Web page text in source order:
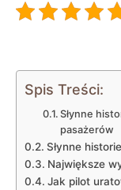
Spis Treści:
Słynne
pasażerów
Słynne
Największe
Jak ‌pilot